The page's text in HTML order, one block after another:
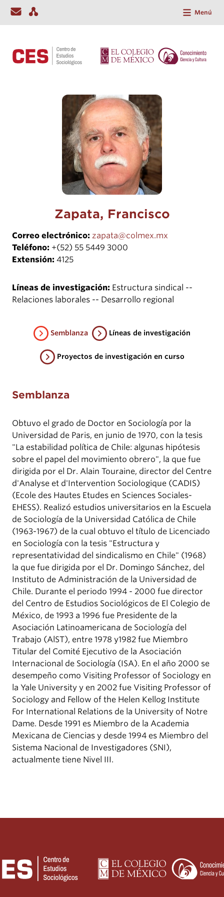
Menú
Zapata, Francisco
Correo electrónico: zapata@colmex.mx
Teléfono: +(52) 55 5449 3000
Extensión: 4125
Líneas de investigación: Estructura sindical --
Relaciones laborales -- Desarrollo regional
Semblanza Líneas de investigación
Proyectos de investigación en curso
Semblanza
Obtuvo el grado de Doctor en Sociología por la
Universidad de Paris, en junio de 1970, con la tesis
"La estabilidad política de Chile: algunas hipótesis
sobre el papel del movimiento obrero", la que fue
dirigida por el Dr. Alain Touraine, director del Centre
d'Analyse et d'Intervention Sociologique (CADIS)
(Ecole des Hautes Etudes en Sciences Sociales-
EHESS). Realizó estudios universitarios en la Escuela
de Sociología de la Universidad Católica de Chile
(1963-1967) de la cual obtuvo el título de Licenciado
en Sociología con la tesis "Estructura y
representatividad del sindicalismo en Chile" (1968)
la que fue dirigida por el Dr. Domingo Sánchez, del
Instituto de Administración de la Universidad de
Chile. Durante el periodo 1994 - 2000 fue director
del Centro de Estudios Sociológicos de El Colegio de
México, de 1993 a 1996 fue Presidente de la
Asociación Latinoamericana de Sociología del
Trabajo (AlST), entre 1978 y1982 fue Miembro
Titular del Comité Ejecutivo de la Asociación
Internacional de Sociología (ISA). En el año 2000 se
desempeño como Visiting Professor of Sociology en
la Yale University y en 2002 fue Visiting Professor of
Sociology and Fellow of the Helen Kellog Institute
For International Relations de la University of Notre
Dame. Desde 1991 es Miembro de la Academia
Mexicana de Ciencias y desde 1994 es Miembro del
Sistema Nacional de Investigadores (SNI),
actualmente tiene Nivel III.